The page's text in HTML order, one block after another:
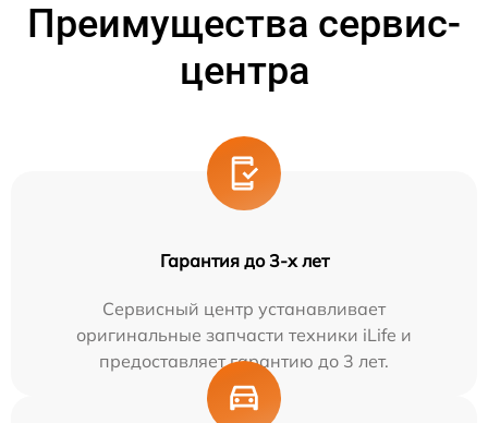
Преимущества сервис-
центра
Гарантия до 3-х лет
Сервисный центр устанавливает
оригинальные запчасти техники iLife и
предоставляет гарантию до 3 лет.